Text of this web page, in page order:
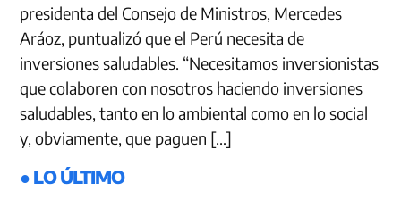
presidenta del Consejo de Ministros, Mercedes
Aráoz, puntualizó que el Perú necesita de
inversiones saludables. “Necesitamos inversionistas
que colaboren con nosotros haciendo inversiones
saludables, tanto en lo ambiental como en lo social
y, obviamente, que paguen […]
● LO ÚLTIMO